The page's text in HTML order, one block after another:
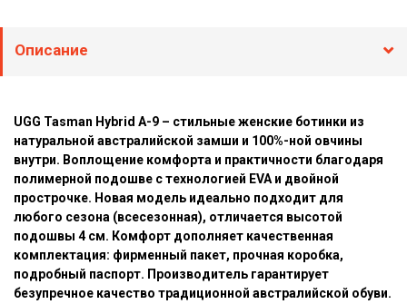
Описание
UGG Tasman Hybrid A-9 – стильные женские ботинки из
натуральной австралийской замши и 100%-ной овчины
внутри. Воплощение комфорта и практичности благодаря
полимерной подошве с технологией EVA и двойной
прострочке. Новая модель идеально подходит для
любого сезона (всесезонная), отличается высотой
подошвы 4 см. Комфорт дополняет качественная
комплектация: фирменный пакет, прочная коробка,
подробный паспорт. Производитель гарантирует
безупречное качество традиционной австралийской обуви.